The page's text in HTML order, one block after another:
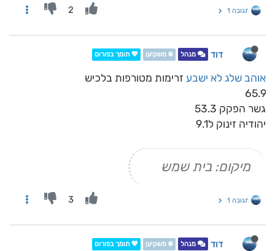
תגובה 1 2
דוד מנהל ❄️ משקיען 💖 תומך בפורום
אוהב שלג לא ישבע זרימות מטורפות בלכיש
65.9
גשר הפקק 53.3
יהודיה זינוק ל9.1
מיקום: בית שמש
תגובה 1 3
דוד מנהל ❄️ משקיען 💖 תומך בפורום